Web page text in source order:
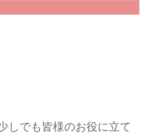
しでも皆様のお役に立て